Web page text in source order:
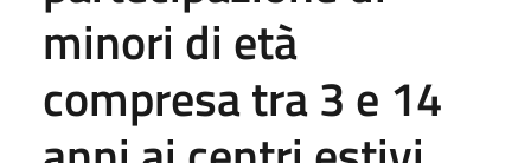
minori di età
compresa tra 3 e 14